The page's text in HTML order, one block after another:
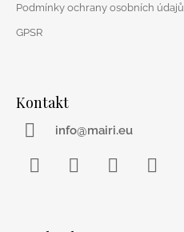
Podmínky ochrany osobních údajů
GPSR
Kontakt
info@mairi.eu